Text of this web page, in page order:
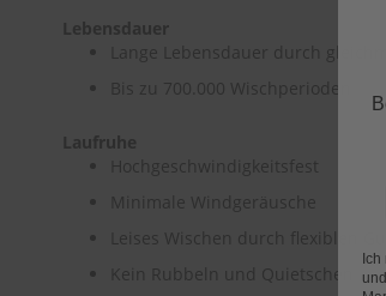
Lebensdauer
Lange Lebensdauer durch
Bis zu 700.000 Wischperioden
Laufruhe
Hochgeschwindigkeitsfest
Minimale Windgeräusche
Leises Wischen durch flexiblen
Kein Rubbeln und Quietschen
Ich